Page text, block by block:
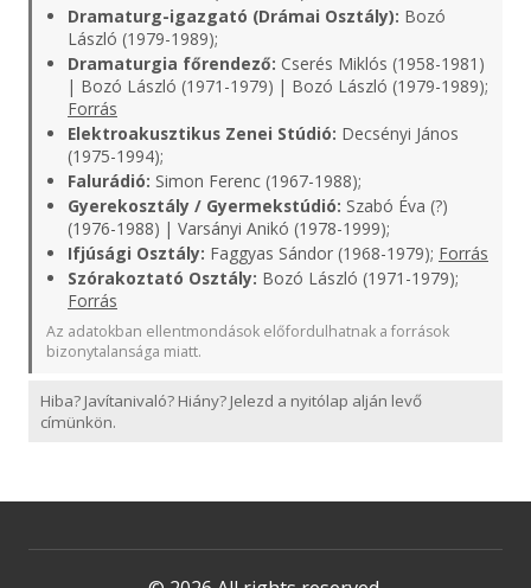
Dramaturg-igazgató (Drámai Osztály): Bozó
László (1979-1989);
Dramaturgia főrendező: Cserés Miklós (1958-1981)
| Bozó László (1971-1979) | Bozó László (1979-1989);
Forrás
Elektroakusztikus Zenei Stúdió: Decsényi János
(1975-1994);
Falurádió: Simon Ferenc (1967-1988);
Gyerekosztály / Gyermekstúdió: Szabó Éva (?)
(1976-1988) | Varsányi Anikó (1978-1999);
Ifjúsági Osztály: Faggyas Sándor (1968-1979); Forrás
Szórakoztató Osztály: Bozó László (1971-1979);
Forrás
Az adatokban ellentmondások előfordulhatnak a források
bizonytalansága miatt.
Hiba? Javítanivaló? Hiány? Jelezd a nyitólap alján levő
címünkön.